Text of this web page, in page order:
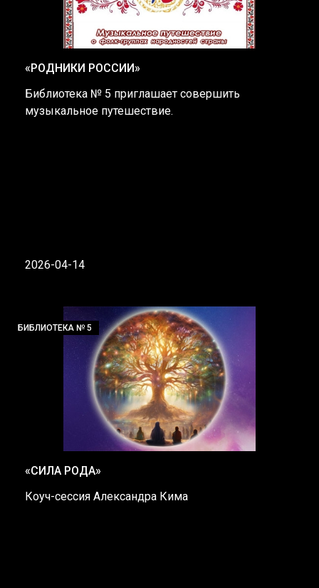
«РОДНИКИ РОССИИ»
Библиотека № 5 приглашает совершить
музыкальное путешествие.
2026-04-14
БИБЛИОТЕКА № 5
«СИЛА РОДА»
Коуч-сессия Александра Кима